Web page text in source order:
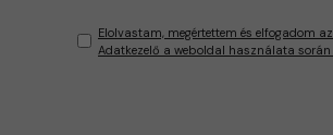
Elolvastam, megértettem és elfogadom
Adatkezelő a weboldal használata